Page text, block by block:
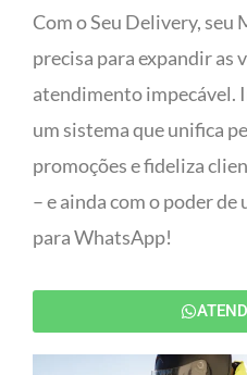
Com o Seu Delivery, seu
precisa para expandir as
atendimento impecável.
um sistema que unifica
promoções e fideliza
– e ainda com o poder
para WhatsApp!